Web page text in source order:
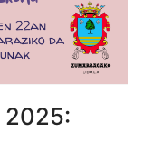
2025: